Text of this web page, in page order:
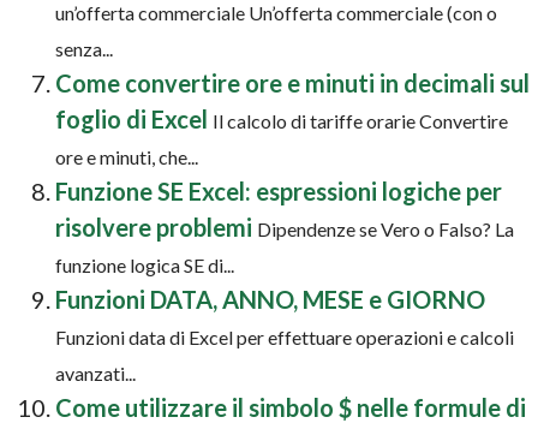
un’offerta commerciale Un’offerta commerciale (con o
senza...
Come convertire ore e minuti in decimali sul
foglio di Excel Il calcolo di tariffe orarie Convertire
ore e minuti, che...
Funzione SE Excel: espressioni logiche per
risolvere problemi Dipendenze se Vero o Falso? La
funzione logica SE di...
Funzioni DATA, ANNO, MESE e GIORNO
Funzioni data di Excel per effettuare operazioni e calcoli
avanzati...
Come utilizzare il simbolo $ nelle formule di